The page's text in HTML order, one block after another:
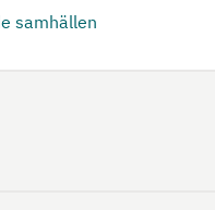
samhällen